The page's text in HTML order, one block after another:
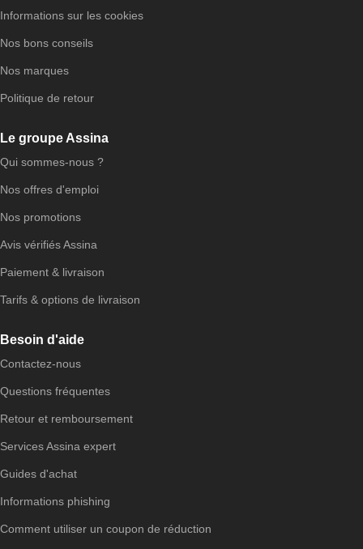
Besoin d'aide
Contactez-nous
Questions fréquentes
Retour et remboursement
Services Assina expert
Guides d'achat
Informations phishing
Comment utiliser un coupon de réduction
Le groupe Assina
Qui sommes-nous ?
Nos offres d'emploi
Nos promotions
Avis vérifiés Assina
Paiement & livraison
Tarifs & options de livraison
Informations sur les cookies
Nos bons conseils
Nos marques
Politique de retour